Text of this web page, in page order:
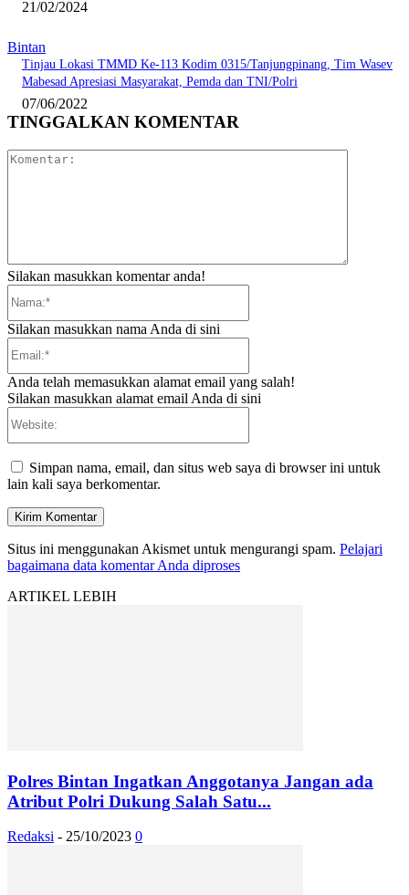
21/02/2024
Bintan
Tinjau Lokasi TMMD Ke-113 Kodim 0315/Tanjungpinang, Tim Wasev
Mabesad Apresiasi Masyarakat, Pemda dan TNI/Polri
07/06/2022
TINGGALKAN KOMENTAR
Silakan masukkan komentar anda!
Silakan masukkan nama Anda di sini
Anda telah memasukkan alamat email yang salah!
Silakan masukkan alamat email Anda di sini
Simpan nama, email, dan situs web saya di browser ini untuk
lain kali saya berkomentar.
Situs ini menggunakan Akismet untuk mengurangi spam. Pelajari
bagaimana data komentar Anda diproses
ARTIKEL LEBIH
Polres Bintan Ingatkan Anggotanya Jangan ada
Atribut Polri Dukung Salah Satu...
Redaksi - 25/10/2023 0